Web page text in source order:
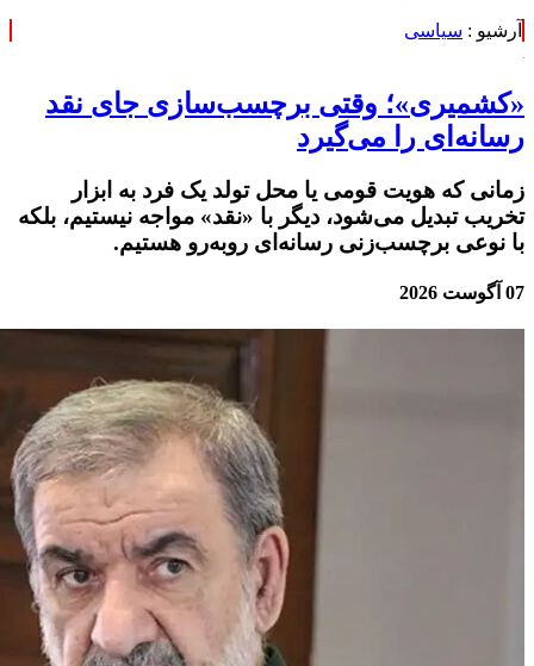
آرشیو : سیاسی
«کشمیری»؛ وقتی برچسب‌سازی جای نقد
رسانه‌ای را می‌گیرد
زمانی که هویت قومی یا محل تولد یک فرد به ابزار
تخریب تبدیل می‌شود، دیگر با «نقد» مواجه نیستیم، بلکه
با نوعی برچسب‌زنی رسانه‌ای روبه‌رو هستیم.
07 آگوست 2026